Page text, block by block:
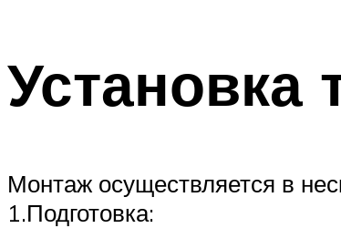
Установка
Монтаж осуществляется в
1.Подготовка: